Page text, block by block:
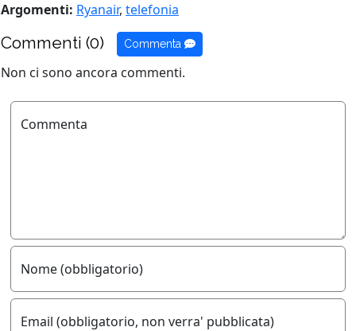
Argomenti: Ryanair, telefonia
Commenti (0) Commenta
Non ci sono ancora commenti.
Commenta
Nome (obbligatorio)
Email (obbligatorio, non verra' pubblicata)